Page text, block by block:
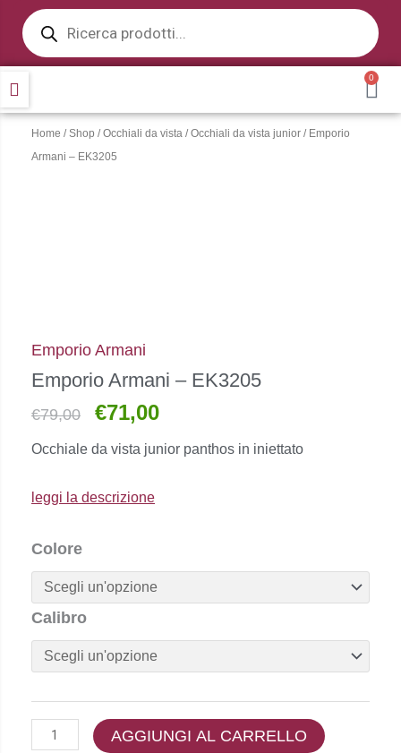
contenuto
Products
search
0
Home /Shop /Occhiali da vista /Occhiali da vista junior / Emporio
Armani – EK3205
Emporio Armani
Emporio Armani – EK3205
€79,00
Il
originale
€79,00.
€71,00Il
attuale
Occhiale da vista junior panthos in iniettato
leggi la descrizione
Colore
Calibro
Emporio
Armani
EK3205
quantità
AGGIUNGI AL CARRELLO